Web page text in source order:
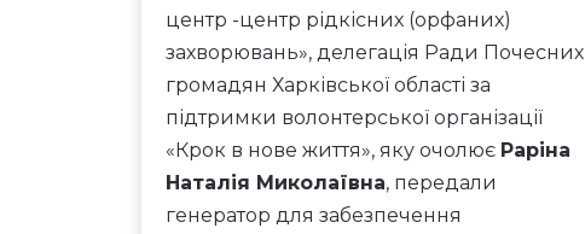
центр -центр рідкісних (орфаних)
захворювань», делегація Ради Почесних
громадян Харківської області за
підтримки волонтерської організації
«Крок в нове життя», яку очолює Раріна
Наталія Миколаївна, передали
генератор для забезпечення